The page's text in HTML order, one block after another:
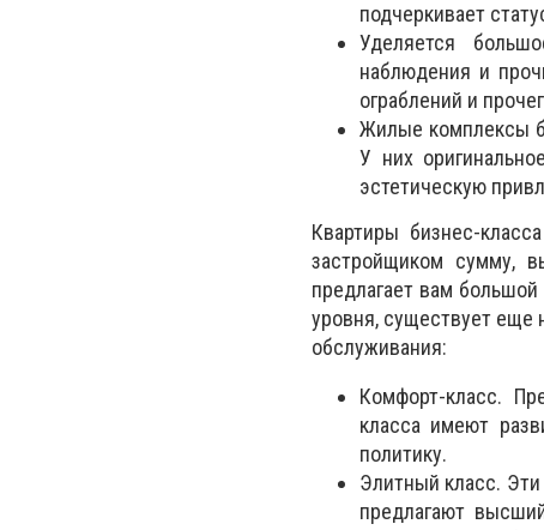
подчеркивает
Уделяется
наблюдения и
ограблений и
Жилые комплексы
У них
эстетическую
Квартиры бизнес-
застройщиком сумму,
предлагает вам
уровня, существует еще
обслуживания:
Комфорт-класс.
класса имеют
политику.
Элитный класс.
предлагают